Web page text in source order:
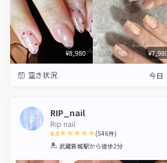
¥8,980
空き状況 今日
RIP_nail
Rip nail
4.9
1 2 3 4 5
(546件)
武蔵新城駅から徒歩2分